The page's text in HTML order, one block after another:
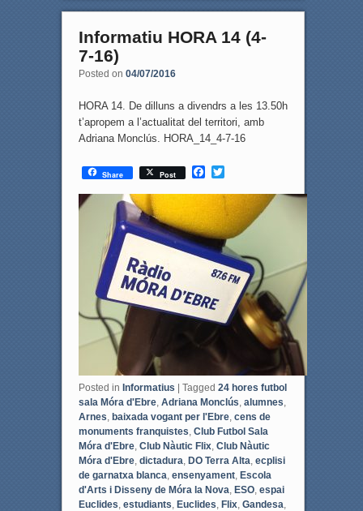
Informatiu HORA 14 (4-
7-16)
Posted on 04/07/2016
HORA 14. De dilluns a divendrs a les 13.50h
t’apropem a l’actualitat del territori, amb
Adriana Monclús. HORA_14_4-7-16
Share Post
F
c
b
o
o
k
T
i
t
e
r
Posted in Informatius | Tagged 24 hores futbol
sala Móra d'Ebre, Adriana Monclús alumnes
Arnes baixada vogant per l'Ebre, cens de
monuments franquistes Club Futbol Sala
Móra d'Ebre, Club Nàutic Flix, Club Nàutic
Móra d'Ebre, dictadura DO Terra Alta ecplisi
de garnatxa blanca ensenyament, Escola
d'Arts i Disseny de Móra la Nova ESO, espai
Euclides estudiants Euclides Flix, Gandesa